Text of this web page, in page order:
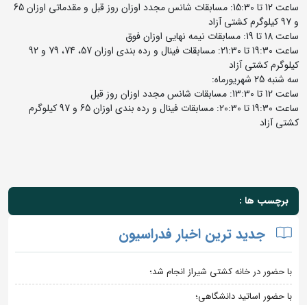
ساعت 12 تا 15:30: مسابقات شانس مجدد اوزان روز قبل و مقدماتی اوزان 65
و 97 کیلوگرم کشتی آزاد
ساعت 18 تا 19: مسابقات نیمه نهایی اوزان فوق
ساعت 19:30 تا 21:30: مسابقات فینال و رده بندی اوزان 57، 74، 79 و 92
کیلوگرم کشتی آزاد
سه شنبه 25 شهریورماه:
ساعت 12 تا 13:30: مسابقات شانس مجدد اوزان روز قبل
ساعت 19:30 تا 20:30: مسابقات فینال و رده بندی اوزان 65 و 97 کیلوگرم
کشتی آزاد
برچسب ها :
جدید ترین اخبار فدراسیون
با حضور در خانه کشتی شیراز انجام شد؛
با حضور اساتید دانشگاهی؛